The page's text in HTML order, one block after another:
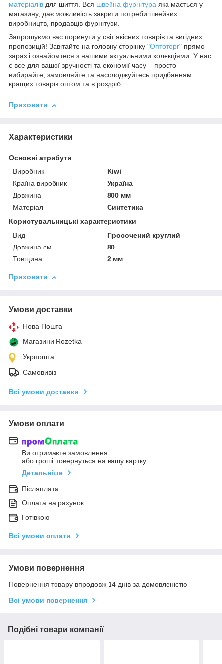
матеріалів для шиття. Вся швейна фурнітура яка мається у
магазину, дає можливість закрити потреби швейних
виробництв, продавців фурнітури.
Запрошуємо вас поринути у світ якісних товарів та вигідних
пропозицій! Завітайте на головну сторінку "Оптоторг" прямо
зараз і ознайомтеся з нашими актуальними колекціями. У нас
є все для вашої зручності та економії часу – просто
вибирайте, замовляйте та насолоджуйтесь придбанням
кращих товарів оптом та в роздріб.
Приховати
Характеристики
Основні атрибути
Виробник
Kiwi
Країна виробник
Україна
Довжина
800 мм
Матеріал
Синтетика
Користувальницькі характеристики
Вид
Просочений круглий
Довжина см
80
Товщина
2 мм
Приховати
Умови доставки
Нова Пошта
Магазини Rozetka
Укрпошта
Самовивіз
Всі умови доставки
Умови оплати
Ви отримаєте замовлення
або гроші повернуться на вашу картку
Детальніше
Післяплата
Оплата на рахунок
Готівкою
Всі умови оплати
Умови повернення
Повернення товару впродовж 14 днів за домовленістю
Всі умови повернення
Подібні товари компанії